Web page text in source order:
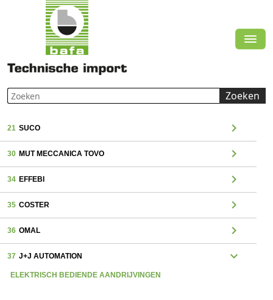
Zoeken
21 SUCO chevron_right
30 MUT MECCANICA TOVO chevron_right
34 EFFEBI chevron_right
35 COSTER chevron_right
36 OMAL chevron_right
37 J+J AUTOMATION expand_more
ELEKTRISCH BEDIENDE AANDRIJVINGEN